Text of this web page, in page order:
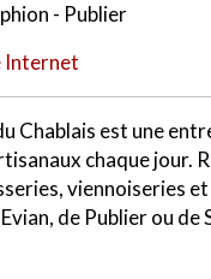
- Publier
Internet
Chablais est une
chaque jour.
viennoiseries
de Publier ou de